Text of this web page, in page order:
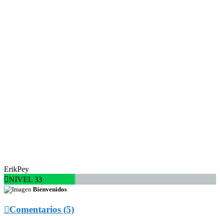
ErikPey
NIVEL 33
Bienvenidos
Comentarios (5)